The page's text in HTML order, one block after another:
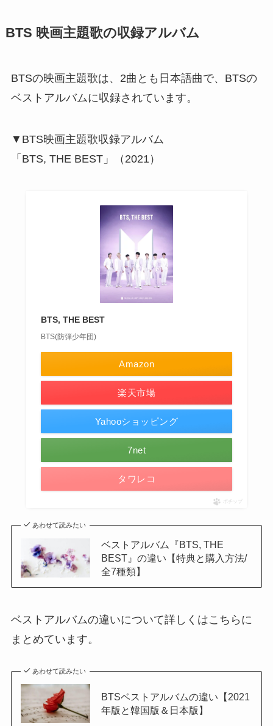
BTS 映画主題歌の収録アルバム
BTSの映画主題歌は、2曲とも日本語曲で、BTSの
ベストアルバムに収録されています。
▼BTS映画主題歌収録アルバム
「BTS, THE BEST」（2021）
BTS, THE BEST
BTS(防弾少年団)
Amazon
楽天市場
Yahooショッピング
7net
タワレコ
ポチップ
あわせて読みたい
ベストアルバム『BTS, THE
BEST』の違い【特典と購入方法/
全7種類】
ベストアルバムの違いについて詳しくはこちらに
まとめています。
あわせて読みたい
BTSベストアルバムの違い【2021
年版と韓国版＆日本版】